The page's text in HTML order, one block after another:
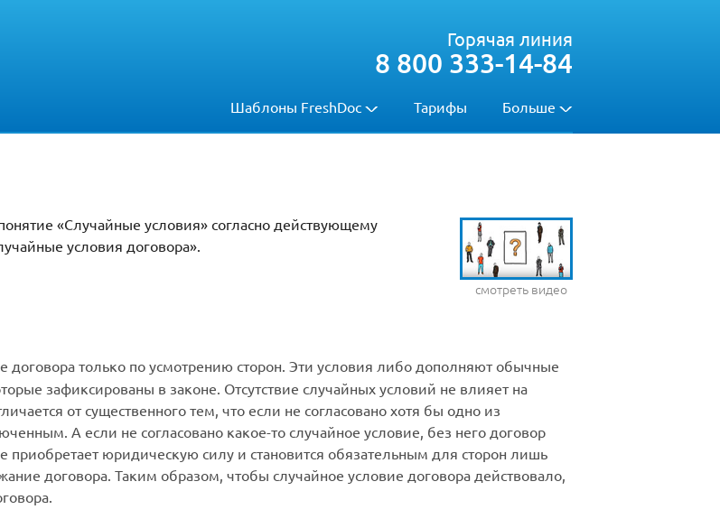
Шаблоны FreshDoc Тарифы Больше
Горячая линия
8 800 333-14-84
смотреть видео
«Случайные условия» согласно действующему
условия договора».
только по усмотрению сторон. Эти условия либо дополняют обычные
зафиксированы в законе. Отсутствие случайных условий не влияет на
от существенного тем, что если не согласовано хотя бы одно из
А если не согласовано какое-то случайное условие, без него договор
юридическую силу и становится обязательным для сторон лишь
договора. Таким образом, чтобы случайное условие договора действовало,